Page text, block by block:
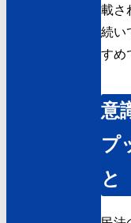
載さ
続い
すめ
意
プ
と